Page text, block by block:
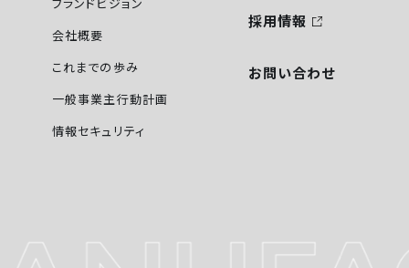
会社概要
これまでの歩み
一般事業主行動計画
情報セキュリティ
採用情報
お問い合わせ